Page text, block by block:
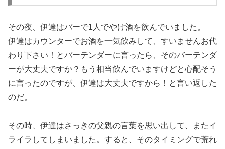
その夜、伊達はバーで1人でやけ酒を飲んでいました。
伊達はカウンターでお酒を一気飲みして、すいませんお代
わり下さい！とバーテンダーに言ったら、そのバーテンダ
ーが大丈夫ですか？もう相当飲んでいますけどと心配そう
に言ったのですが、伊達は大丈夫ですから！と言い返した
のだ。
その時、伊達はさっきの父親の言葉を思い出して、またイ
ライラしてしまいました。すると、そのタイミングで荒れ